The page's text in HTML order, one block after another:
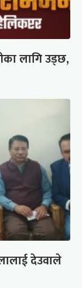
लागि उड्छ,
देउवाले